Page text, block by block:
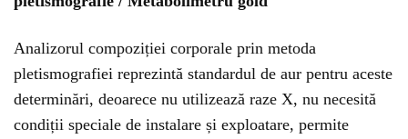
Analizorul compoziției corporale prin metoda
pletismografiei reprezintă standardul de aur pentru aceste
determinări, deoarece nu utilizează raze X, nu necesită
condiții speciale de instalare și exploatare, permite